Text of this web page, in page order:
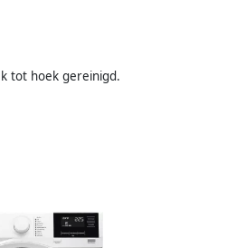
tot hoek gereinigd.